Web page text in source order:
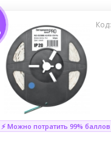
⚡ Можно потратить 99% баллов